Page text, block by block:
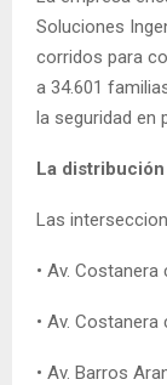
Soluciones
corridos para
a 34.601
la seguridad en
La
Las
• Av. Costanera
• Av.
• Av. Barros